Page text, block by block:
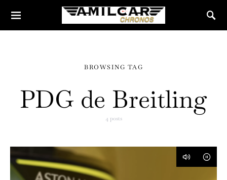
BROWSING TAG
PDG de Breitling
4 posts